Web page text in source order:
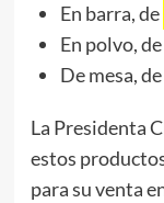
En barra, de
En polvo, de
De mesa, de
La Presidenta
estos
para su venta